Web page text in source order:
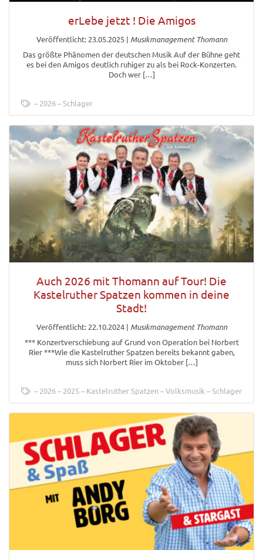
erLebe jetzt ! Die Amigos
Veröffentlicht: 23.05.2025| Musikmanagement Thomann
Das größte Phänomen der deutschen Musik Auf der Bühne geht
es bei den Amigos deutlich ruhiger zu als bei Rock-Konzerten.
Doch wer […]
2026 Schlager
Auch 2026 mit Thomann auf Tour! Die
Kastelruther Spatzen kommen in deine
Stadt!
Veröffentlicht: 22.10.2024| Musikmanagement Thomann
*** Konzertverschiebung auf Grund von Operation bei Norbert
Rier ***Wie die Kastelruther Spatzen bereits bekannt gaben,
muss sich Norbert Rier im Oktober […]
2026 2025 Kastelruther Spatzen Volksmusik Schlager